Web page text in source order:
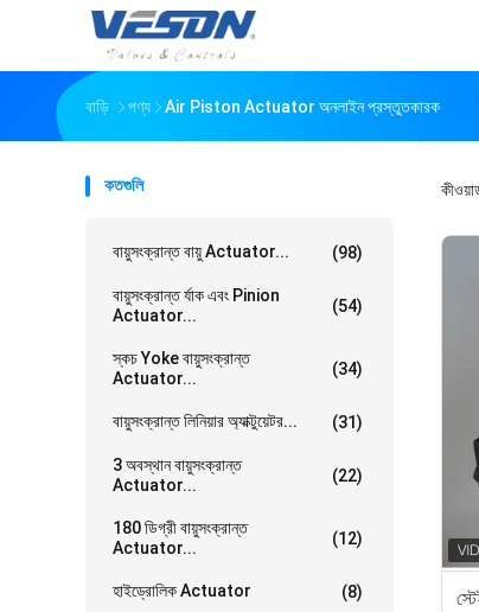
বাড়ি পণ্য Air Piston Actuator অনলাইন প্রস্তুতকারক
কতগুলি
বায়ুসংক্রান্ত বায়ু Actuator... (98)
বায়ুসংক্রান্ত র্যাক এবং Pinion
Actuator...
(54)
স্কচ Yoke বায়ুসংক্রান্ত
Actuator...
(34)
বায়ুসংক্রান্ত লিনিয়ার অ্যাক্টুয়েটর... (31)
3 অবস্থান বায়ুসংক্রান্ত
Actuator...
(22)
180 ডিগ্রী বায়ুসংক্রান্ত
Actuator...
(12)
হাইড্রোলিক Actuator (8)